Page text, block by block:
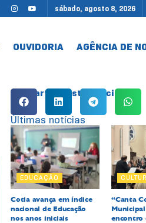
sábado, agosto 8, 2026
OUVIDORIA AGÊNCIA DE
Compartilhe esta notícia:
Últimas notícias
EDUCAÇÃO
Cotia avança em índice
nacional de Educação
nos anos iniciais
“Canta
encontro